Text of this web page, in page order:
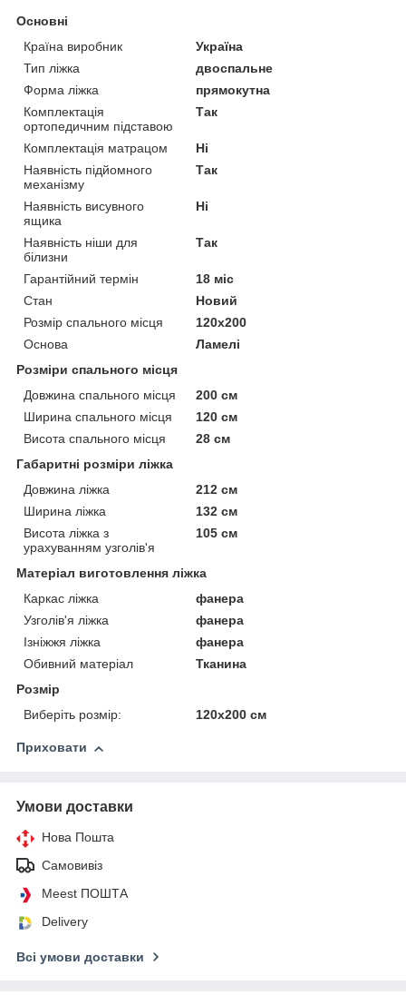
Основні
Країна виробник
Україна
Тип ліжка
двоспальне
Форма ліжка
прямокутна
Комплектація
ортопедичним підставою
Так
Комплектація матрацом
Ні
Наявність підйомного
механізму
Так
Наявність висувного
ящика
Ні
Наявність ніши для
білизни
Так
Гарантійний термін
18 міс
Стан
Новий
Розмір спального місця
120х200
Основа
Ламелі
Розміри спального місця
Довжина спального місця
200 см
Ширина спального місця
120 см
Висота спального місця
28 см
Габаритні розміри ліжка
Довжина ліжка
212 см
Ширина ліжка
132 см
Висота ліжка з
урахуванням узголів'я
105 см
Матеріал виготовлення ліжка
Каркас ліжка
фанера
Узголів'я ліжка
фанера
Ізніжжя ліжка
фанера
Обивний матеріал
Тканина
Розмір
Виберіть розмір:
120х200 см
Приховати
Умови доставки
Нова Пошта
Самовивіз
Meest ПОШТА
Delivery
Всі умови доставки